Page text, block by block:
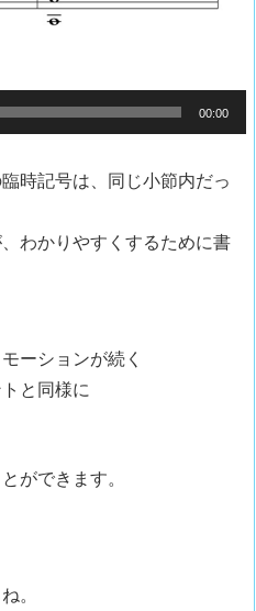
00:00
時記号は、同じ小節内だっ
わかりやすくするために書
ーションが続く
と同様に
ができます。
。